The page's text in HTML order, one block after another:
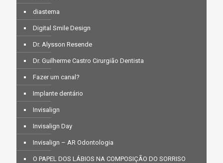
diastema
Digital Smile Design
Dr. Alysson Resende
Dr. Guilherme Castro Cirurgião Dentista
Fazer um canal?
Implante dentário
Invisalign
Invisalign Day
Invisalign – AR Odontologia
O PAPEL DOS LÁBIOS NA COMPOSIÇÃO DO SORRISO